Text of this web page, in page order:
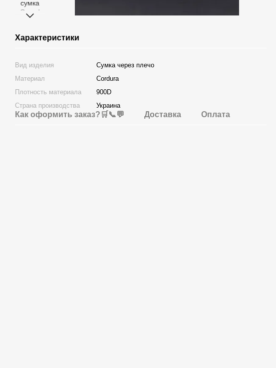
Характеристики
Вид изделия
Сумка через плечо
Материал
Cordura
Плотность материала
900D
Страна производства
Украина
Как оформить заказ?🛒📞💬 Доставка Оплата